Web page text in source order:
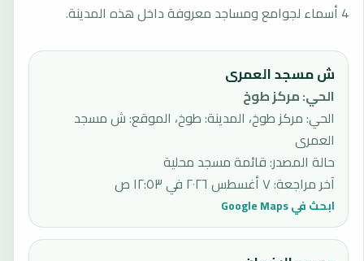
4 أسماء لجوامع ومساجد معروفة داخل هذه المدينة.
ش مسجد العمرى
الحي:مركز طوخ
الحي: مركز طوخ، المدينة: طوخ، الموقع: ش مسجد
العمرى
حالة المصدر:قائمة مسجد محلية
آخر مراجعة:٧ أغسطس ٢٠٢٦ في ١٢:٥٣ ص
ابحث في Google Maps